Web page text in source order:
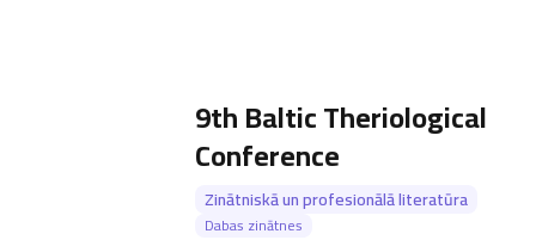
9th Baltic Theriological
Conference
Zinātniskā un profesionālā literatūra
Dabas zinātnes